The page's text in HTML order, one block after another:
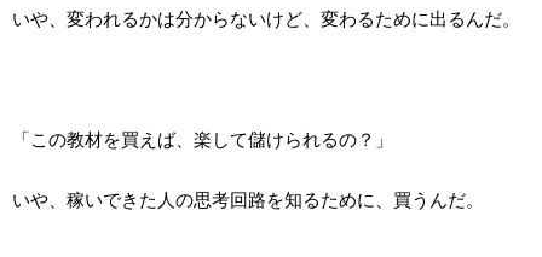
いや、変われるかは分からないけど、変わるために出るんだ。
「この教材を買えば、楽して儲けられるの？」
いや、稼いできた人の思考回路を知るために、買うんだ。